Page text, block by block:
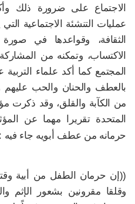
الاجتماع على ضرورة ذلك
عمليات التنشئة الاجتماعية
الثقافة، وقواعدها في
الاكتساب، وتمكنه من
المجتمع كما أكد علماء التربية
بالعطف والحنان والحب عليهم
من الكآبة والقلق، وقد ذكرت
المتحدة تقريرا مهما عن
حرمانه من عطف أبويه جاء فيه :
((إن حرمان الطفل من أبية
وقلقا مقرونين بشعور الإثم